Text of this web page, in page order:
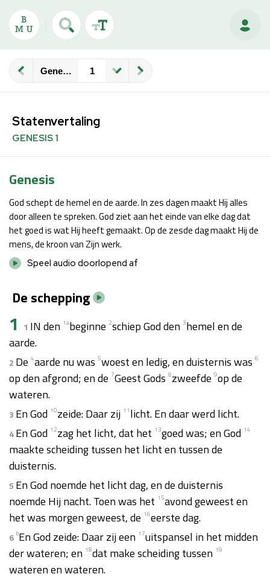
Genesis
Statenvertaling
GENESIS 1
Genesis
God schept de hemel en de aarde. In zes dagen maakt Hij alles
door alleen te spreken. God ziet aan het einde van elke dag dat
het goed is wat Hij heeft gemaakt. Op de zesde dag maakt Hij de
mens, de kroon van Zijn werk.
Speel audio doorlopend af
De schepping
1 1 IN den 1abeginne 2schiep God den 3hemel en de
aarde.
2 De 4aarde nu was 5woest en ledig, en duisternis was 6
op den afgrond; en de 7Geest Gods 8zweefde 9op de
wateren.
3 En God 10zeide: Daar zij 11 licht. En daar werd licht.
4En God 12zag het licht, dat het 13goed was; en God 14
maakte scheiding tussen het licht en tussen de
duisternis.
5 En God noemde het licht dag, en de duisternis
noemde Hij nacht. Toen was het 15avond geweest en
het was morgen geweest, de 16eerste dag.
6 bEn God zeide: Daar zij een 17uitspansel in het midden
der wateren; en 18dat make scheiding tussen 19
wateren en wateren.